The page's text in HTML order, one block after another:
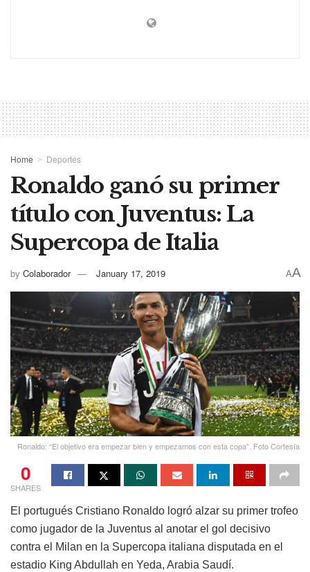
Home Deportes
Ronaldo ganó su primer
título con Juventus: La
Supercopa de Italia
by Colaborador January 17, 2019 AA
Ronaldo: “El objetivo era empezar bien y empezamos con esta copa”. Foto Cortesía
0
SHARES
El portugués Cristiano Ronaldo logró alzar su primer trofeo
como jugador de la Juventus al anotar el gol decisivo
contra el Milan en la Supercopa italiana disputada en el
estadio King Abdullah en Yeda, Arabia Saudí.